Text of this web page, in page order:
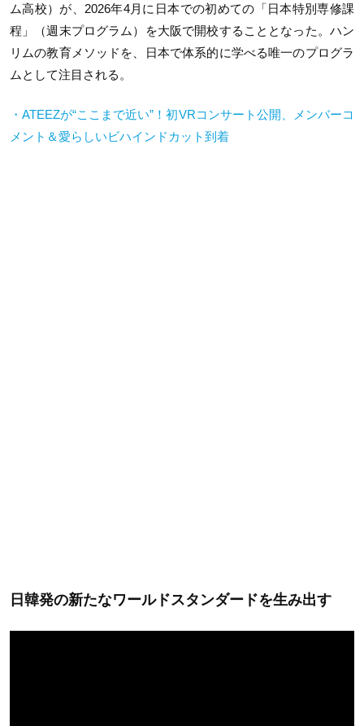
ム高校）が、2026年4月に日本での初めての「日本特別専修課
程」（週末プログラム）を大阪で開校することとなった。ハン
リムの教育メソッドを、日本で体系的に学べる唯一のプログラ
ムとして注目される。
・ATEEZが“ここまで近い”！初VRコンサート公開、メンバーコ
メント＆愛らしいビハインドカット到着
日韓発の新たなワールドスタンダードを生み出す